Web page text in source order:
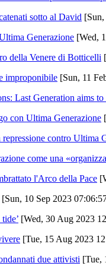
sotto al David
Generazione [Wed,
della Venere di Botticelli
improponibile [Sun, 11
Last Generation aims to
con Ultima Generazione
contro Ultima
come una
l'Arco della Pace
[Sun, 10 Sep 2023
[Wed, 30 Aug 2023
[Tue, 15 Aug 2023
due attivisti [Tue,